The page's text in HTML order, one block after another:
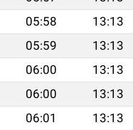
05:58 13:13
05:59 13:13
06:00 13:13
06:00 13:13
06:01 13:13